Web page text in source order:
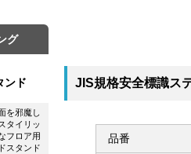
JIS規格安全標識
品番
グ
ンド
を邪魔し
タイリッ
フロア用
スタンド